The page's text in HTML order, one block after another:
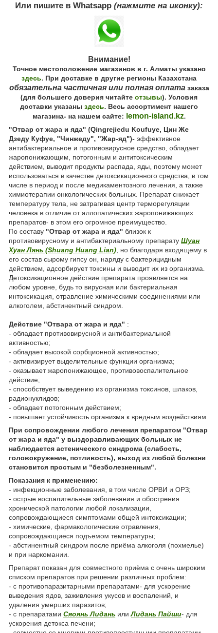
Или пишите в Whatsapp (нажмите на иконку):
Внимание!
Точное местоположение магазинов в г. Алматы указано
здесь. При доставке в другие регионы Казахстана
обязательна частичная или полная оплатазаказа
(для большего доверия читайте отзывы). Условия
доставки указаны здесь. Весь ассортимент нашего
магазина- на нашем сайте: lemon-island.kz.
"Отвар от жара и яда" (Qingrejiedu Koufuye, Цин Же
Дзеду Куфуе, "Чинжеду", "Жар-яд")- эффективное
антибактериальное и противовирусное средство, обладает
жаропонижающим, потогонным и антитоксическим
действием, выводит продукты распада, яды, поэтому может
использоваться в качестве детоксикационного средства, в том
числе в период и после медикаментозного лечения, а также
химиотерапии онкологических больных. Препарат снижает
температуру тела, не затрагивая центр терморегуляции
человека в отличие от аллопатических жаропонижающих
препаратов- в этом его огромное преимущество.
По составу "Отвар от жара и яда" близок к
противовирусному и антибактериальному препарату Шуан
Хуан Лянь (Shuang Huang Lian) , но благодаря входящему в
его состав сырому гипсу он, наряду с бактерицидным
действием, адсорбирует токсины и выводит их из организма.
Детоксикационное действие препарата проявляется на
любом уровне, будь то вирусная или бактериальная
интоксикация, отравление химическими соединениями или
алкоголем, абстинентный синдром.
Действие "Отвара от жара и яда" :
- обладает противовирусной и антибактериальной
активностью;
- обладает высокой сорбционной активностью;
- активизирует выделительные функции организма;
- оказывает жаропонижающее, противовоспалительное
действие;
- способствует выведению из организма токсинов, шлаков,
радионуклидов;
- обладает потогонным действием;
- повышает устойчивость организма к вредным воздействиям.
При сопровождении любого лечения препаратом "Отвар
от жара и яда" у выздоравливающих больных не
наблюдается астенического синдрома (слабость,
головокружение, потливость), выход из любой болезни
становится простым и "безболезненным".
Показания к применению:
- инфекционные заболевания, в том числе ОРВИ и ОРЗ;
- острые воспалительные заболевания и обострения
хронической патологии любой локализации,
сопровождающиеся симптомами общей интоксикации;
- химические, фармакологические отравления,
сопровождающиеся подъемом температуры;
- абстинентный синдром после приёма алкоголя (похмелье)
и при наркомании.
Препарат показан для совместного приёма с очень широким
списком препаратов при решении различных проблем:
- с противопаразитарными препаратами- для ускорение
выведения ядов, заживления укусов и воспалений, и
удаления умерших паразитов;
- с препаратами Сяоянь Лидань илиЛидань Пайши- для
ускорения детокса печени;